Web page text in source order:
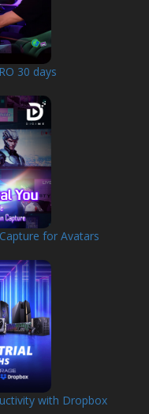
30 days
for Avatars
with Dropbox